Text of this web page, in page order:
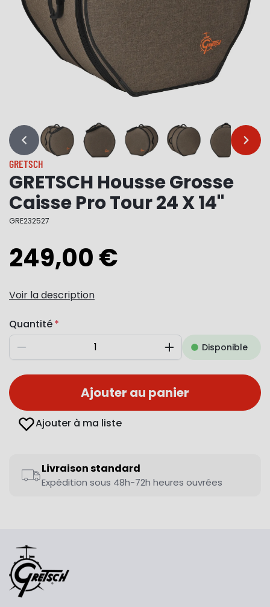
… …
GRETSCH
GRETSCH Housse Grosse
Caisse Pro Tour 24 X 14''
GRE232527
249,00 €
Voir la description
Quantité
Diminuer AugmenterDisponible
Ajouter au panier
Ajouter à ma liste
Livraison standard
Expédition sous 48h-72h heures ouvrées